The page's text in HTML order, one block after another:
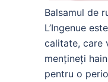
Balsamul de
L’Ingenue
calitate, care
mențineți
pentru o